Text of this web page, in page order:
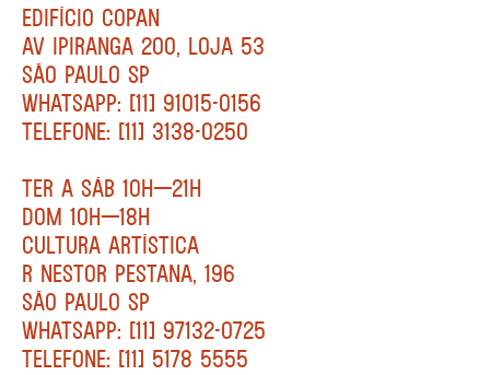
EDIFÍCIO COPAN
AV IPIRANGA 200, LOJA 53
SÃO PAULO SP
WHATSAPP: [11] 91015-0156
TELEFONE: [11] 3138-0250
TER A SÁB 10H—21H
DOM 10H—18H
CULTURA ARTÍSTICA
R NESTOR PESTANA, 196
SÃO PAULO SP
WHATSAPP: [11] 97132-0725
TELEFONE: [11] 5178 5555